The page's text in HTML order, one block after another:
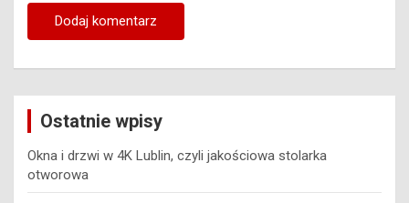
Ostatnie wpisy
Okna i drzwi w 4K Lublin, czyli jakościowa stolarka
otworowa